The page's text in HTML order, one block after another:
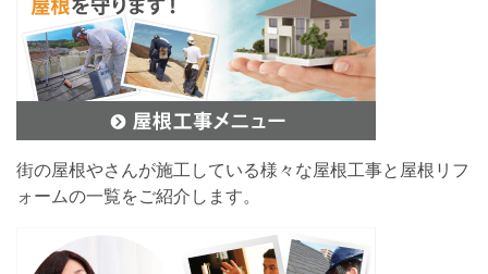
街の屋根やさんが施工している様々な屋根工事と屋根リフ
ォームの一覧をご紹介します。